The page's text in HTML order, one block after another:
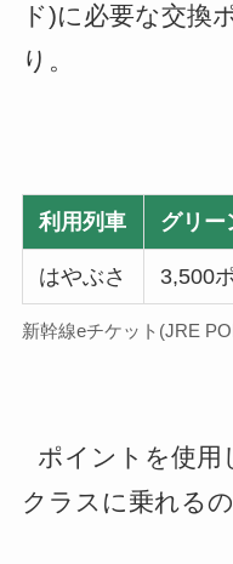
ド)に必要な交換
り。
利用列車 グリー
はやぶさ 3,500
新幹線eチケット(JRE
ポイントを使用
クラスに乗れる